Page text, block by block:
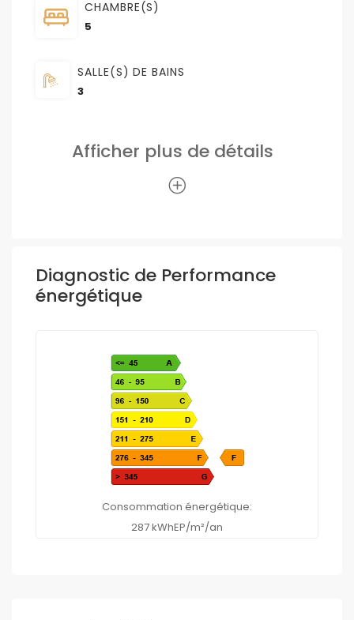
CHAMBRE(S)
5
SALLE(S) DE BAINS
3
Diagnostic de Performance
énergétique
Consommation énergétique:
287 kWhEP/m²/an